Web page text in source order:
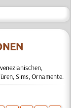
Sims, Ornamente.